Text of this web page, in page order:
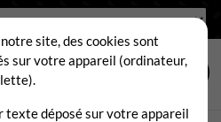
site, des cookies sont
sur votre appareil (ordinateur,
texte déposé sur votre appareil